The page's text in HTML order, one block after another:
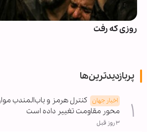
روزی که رفت
پربازدیدترین‌ها
اخبار جهان کنترل هرمز و باب‌المندب
محور مقاومت تغییر داده است
۳ روز قبل